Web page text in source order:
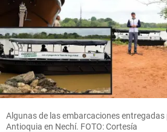
Algunas de las embarcaciones
Antioquia en Nechí. FOTO: Cortesía